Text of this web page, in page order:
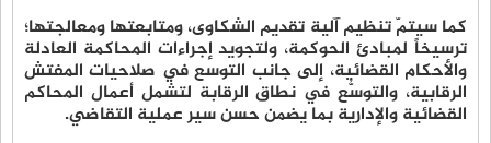
كما سيتمّ تنظيم آلية تقديم الشكاوى، ومتابعتها ومعالجتها؛
ترسيخاً لمبادئ الحوكمة، ولتجويد إجراءات المحاكمة العادلة
والأحكام القضائية، إلى جانب التوسع في صلاحيات المفتش
الرقابية، والتوسُّع في نطاق الرقابة لتشمل أعمال المحاكم
القضائية والإدارية بما يضمن حسن سير عملية التقاضي.